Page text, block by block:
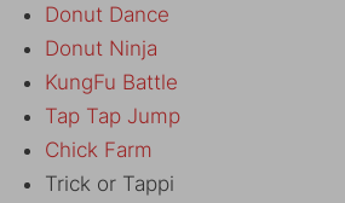
Donut Dance
Donut Ninja
KungFu Battle
Tap Tap Jump
Chick Farm
Trick or Tappi